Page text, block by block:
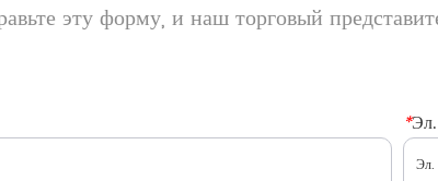
эту форму, и наш торговый
*